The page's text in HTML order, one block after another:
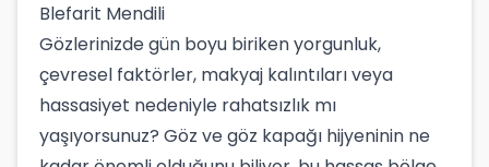
Blefarit Mendili
Gözlerinizde gün boyu biriken yorgunluk,
çevresel faktörler, makyaj kalıntıları veya
hassasiyet nedeniyle rahatsızlık mı
yaşıyorsunuz? Göz ve göz kapağı hijyeninin ne